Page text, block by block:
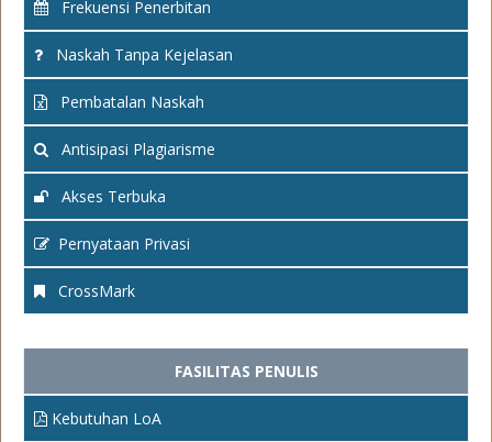
Frekuensi Penerbitan
Naskah Tanpa Kejelasan
Pembatalan Naskah
Antisipasi Plagiarisme
Akses Terbuka
Pernyataan Privasi
CrossMark
FASILITAS PENULIS
Kebutuhan LoA